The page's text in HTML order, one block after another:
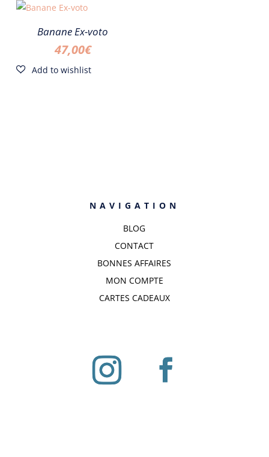
Banane Ex-voto
47,00€
NAVIGATION
BLOG
CONTACT
BONNES AFFAIRES
MON COMPTE
CARTES CADEAUX